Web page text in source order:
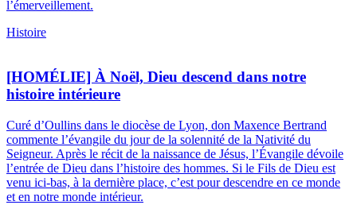
l’émerveillement.
Histoire
[HOMÉLIE] À Noël, Dieu descend dans notre
histoire intérieure
Curé d’Oullins dans le diocèse de Lyon, don Maxence Bertrand
commente l’évangile du jour de la solennité de la Nativité du
Seigneur. Après le récit de la naissance de Jésus, l’Évangile dévoile
l’entrée de Dieu dans l’histoire des hommes. Si le Fils de Dieu est
venu ici-bas, à la dernière place, c’est pour descendre en ce monde
et en notre monde intérieur.